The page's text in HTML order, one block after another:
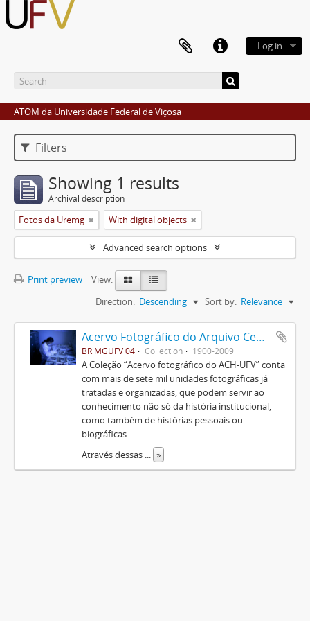
Log in
ATOM da Universidade Federal de Viçosa
Filters
Showing 1 results
Archival description
Fotos da Uremg With digital objects
Advanced search options
Print preview
View:
Sort by: Relevance
Direction: Descending
Acervo Fotográfico do Arquivo Central Histórico da UFV
BR MGUFV 04 Collection 1900-2009
A Coleção “Acervo fotográfico do ACH-UFV” conta
com mais de sete mil unidades fotográficas já
tratadas e organizadas, que podem servir ao
conhecimento não só da história institucional,
como também de histórias pessoais ou
biográficas.
Através dessas
»